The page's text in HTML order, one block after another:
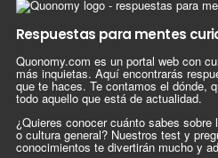
Respuestas para mentes
Quonomy.com es un portal web con
más inquietas. Aquí encontrarás
que te haces. Te contamos el dónde,
todo aquello que está de actualidad.
¿Quieres conocer cuánto sabes
o cultura general? Nuestros test y
conocimientos te divertirán mucho y